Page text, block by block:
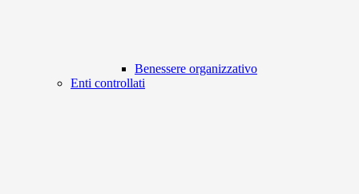
Benessere organizzativo
Enti controllati